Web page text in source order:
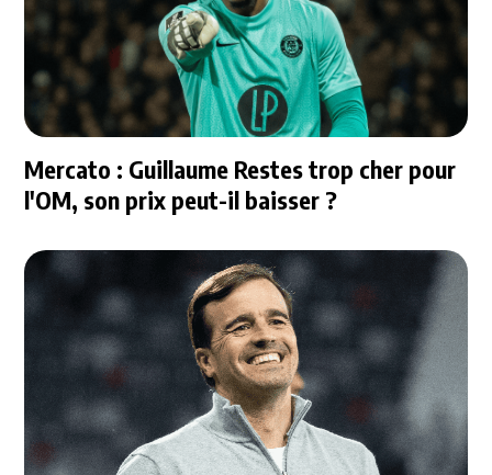
Mercato : Guillaume Restes trop cher pour
l'OM, son prix peut-il baisser ?